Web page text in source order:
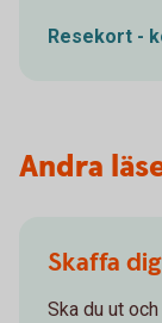
Resekort -
Andra
Skaffa
Ska du ut